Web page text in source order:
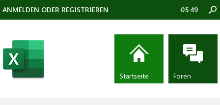
ANMELDEN ODER REGISTRIEREN 05:49
Startseite Foren